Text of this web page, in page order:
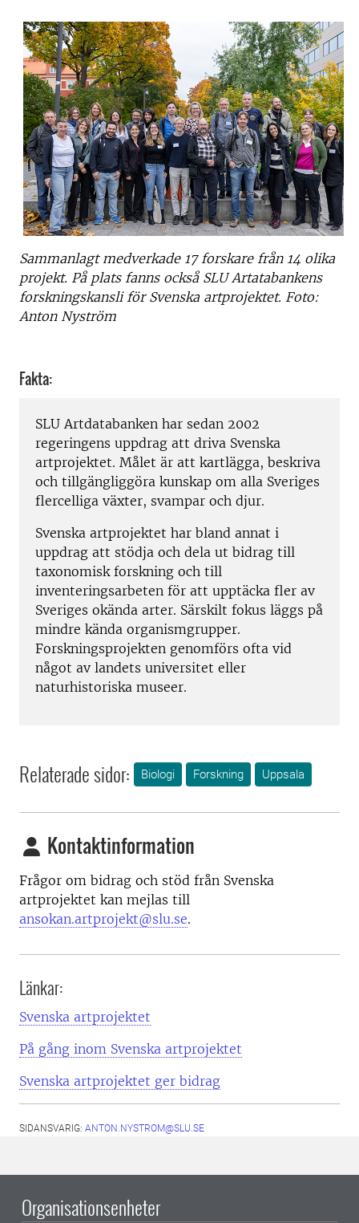
Sammanlagt medverkade 17 forskare från 14 olika
projekt. På plats fanns också SLU Artatabankens
forskningskansli för Svenska artprojektet. Foto:
Anton Nyström
Fakta:
SLU Artdatabanken har sedan 2002
regeringens uppdrag att driva Svenska
artprojektet. Målet är att kartlägga, beskriva
och tillgängliggöra kunskap om alla Sveriges
flercelliga växter, svampar och djur.
Svenska artprojektet har bland annat i
uppdrag att stödja och dela ut bidrag till
taxonomisk forskning och till
inventeringsarbeten för att upptäcka fler av
Sveriges okända arter. Särskilt fokus läggs på
mindre kända organismgrupper.
Forskningsprojekten genomförs ofta vid
något av landets universitet eller
naturhistoriska museer.
Relaterade sidor: Biologi Forskning Uppsala
Kontaktinformation
Frågor om bidrag och stöd från Svenska
artprojektet kan mejlas till
ansokan.artprojekt@slu.se.
Länkar:
Svenska artprojektet
På gång inom Svenska artprojektet
Svenska artprojektet ger bidrag
SIDANSVARIG: ANTON.NYSTROM@SLU.SE
Organisationsenheter